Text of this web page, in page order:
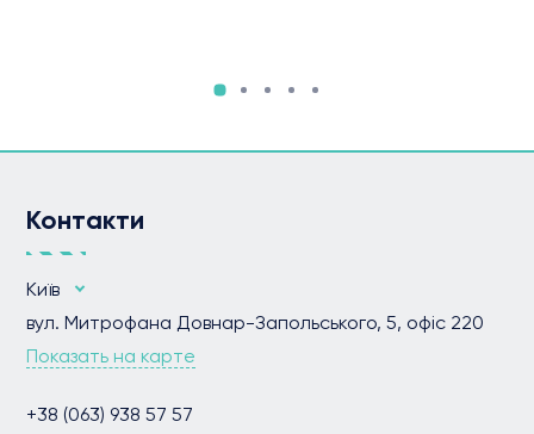
Контакти
Київ
вул. Митрофана Довнар-Запольського, 5, офіс 220
Показать на карте
+38 (063) 938 57 57